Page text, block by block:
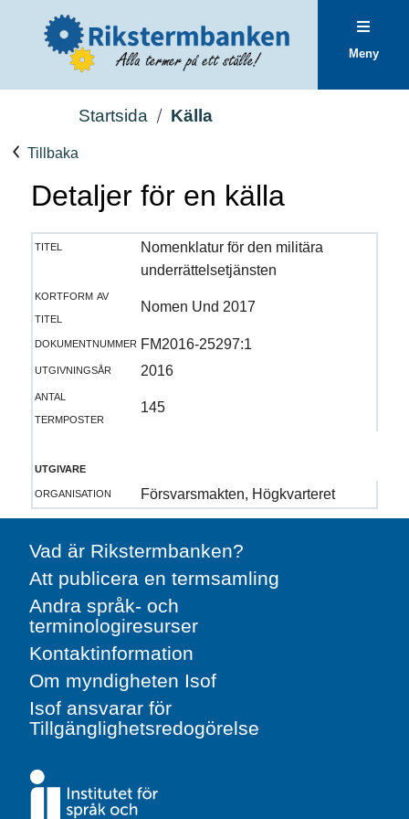
Meny
Startsida Källa
Tillbaka
Detaljer för en källa
titel
Nomenklatur för den militära
underrättelsetjänsten
kortform av
titel
Nomen Und 2017
dokumentnummer FM2016-25297:1
utgivningsår
2016
antal
termposter
145
utgivare
organisation
Försvarsmakten, Högkvarteret
Vad är Rikstermbanken?
Att publicera en termsamling
Andra språk- och
terminologiresurser
Kontaktinformation
Om myndigheten Isof
Isof ansvarar för
Tillgänglighetsredogörelse